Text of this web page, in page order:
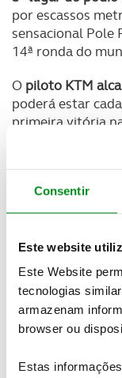
Consentir
Este website
Este Website
tecnologias
armazenam
browser ou
Estas
por escassos
sensacional Pole
14ª ronda do
O piloto KTM
poderá estar
primeira vitória
entrada para a
Mattia Passini,
muitos escassos
0,577. No 4º
4,181 e na 5ª